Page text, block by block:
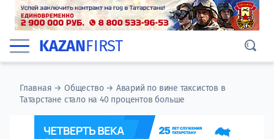
KAZANFIRST
Главная →Общество→ Аварий по вине таксистов в
Татарстане стало на 40 процентов больше